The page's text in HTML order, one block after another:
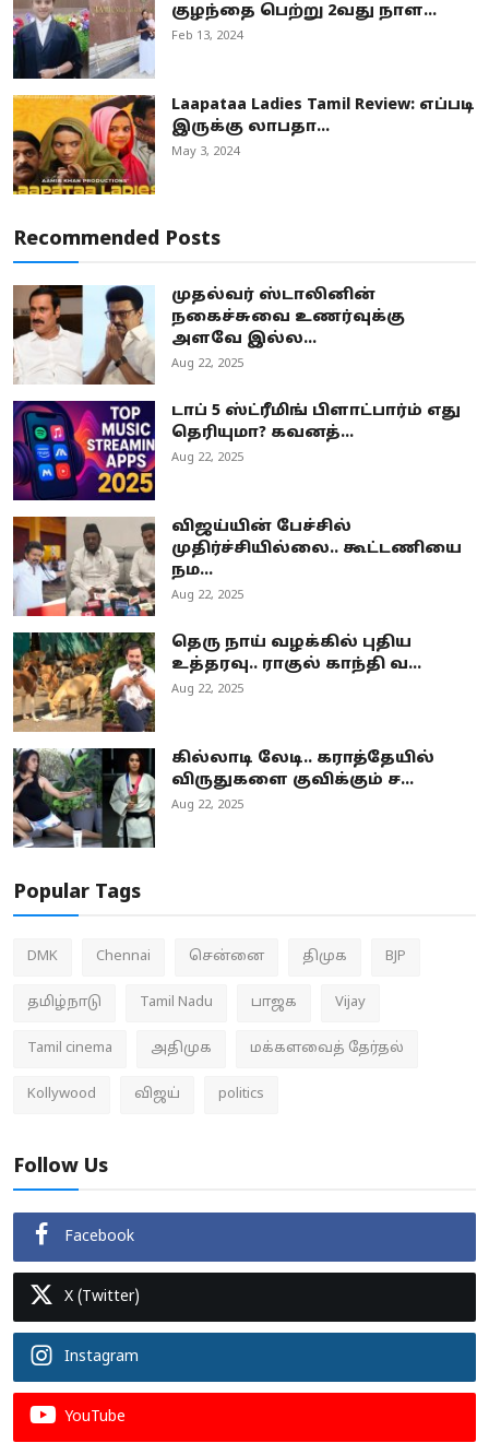
குழந்தை பெற்று 2வது நாள...
Feb 13, 2024
Laapataa Ladies Tamil Review: எப்படி
இருக்கு லாபதா...
May 3, 2024
Recommended Posts
முதல்வர் ஸ்டாலினின்
நகைச்சுவை உணர்வுக்கு
அளவே இல்ல...
Aug 22, 2025
டாப் 5 ஸ்ட்ரீமிங் பிளாட்பார்ம் எது
தெரியுமா? கவனத்...
Aug 22, 2025
விஜய்யின் பேச்சில்
முதிர்ச்சியில்லை.. கூட்டணியை
நம...
Aug 22, 2025
தெரு நாய் வழக்கில் புதிய
உத்தரவு.. ராகுல் காந்தி வ...
Aug 22, 2025
கில்லாடி லேடி.. கராத்தேயில்
விருதுகளை குவிக்கும் ச...
Aug 22, 2025
Popular Tags
DMK Chennai சென்னை திமுக BJP
தமிழ்நாடு Tamil Nadu பாஜக Vijay
Tamil cinema அதிமுக மக்களவைத் தேர்தல்
Kollywood விஜய் politics
Follow Us
Facebook
X (Twitter)
Instagram
YouTube